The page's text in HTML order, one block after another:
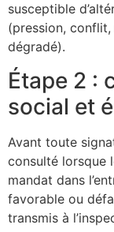
susceptible
(pression,
dégradé).
Étape 2 :
social et
Avant toute
consulté lorsque
mandat dans
favorable ou
transmis à